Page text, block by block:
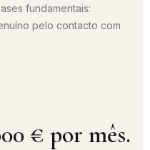
fundamentais:
pelo contacto com
€ por mês.